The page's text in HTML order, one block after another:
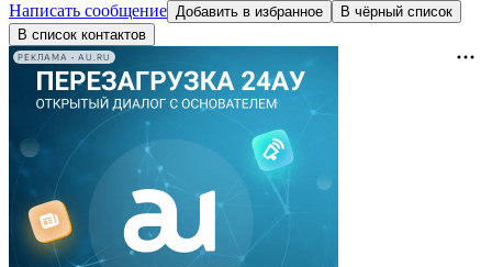
Написать сообщение Добавить в избранное
В чёрный список
В список контактов
РЕКЛАМА • AU.RU